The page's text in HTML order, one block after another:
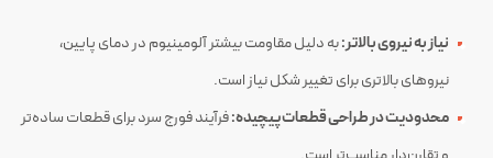
نیاز به نیروی بالاتر:به دلیل مقاومت بیشتر آلومینیوم در دمای پایین،
نیروهای بالاتری برای تغییر شکل نیاز است.
محدودیت در طراحی قطعات پیچیده:فرآیند فورج سرد برای قطعات ساده‌تر